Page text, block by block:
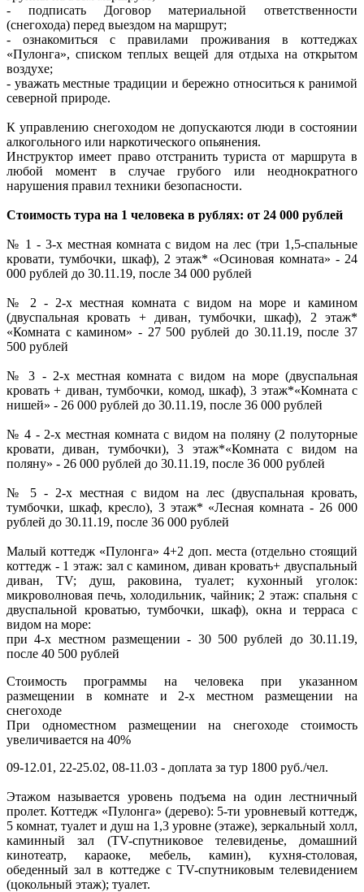
- подписать Договор материальной ответственности
(снегохода) перед выездом на маршрут;
- ознакомиться с правилами проживания в коттеджах
«Пулонга», списком теплых вещей для отдыха на открытом
воздухе;
- уважать местные традиции и бережно относиться к ранимой
северной природе.
К управлению снегоходом не допускаются люди в состоянии
алкогольного или наркотического опьянения.
Инструктор имеет право отстранить туриста от маршрута в
любой момент в случае грубого или неоднократного
нарушения правил техники безопасности.
Стоимость тура на 1 человека в рублях: от 24 000 рублей
№ 1 - 3-х местная комната с видом на лес (три 1,5-спальные
кровати, тумбочки, шкаф), 2 этаж* «Осиновая комната» - 24
000 рублей до 30.11.19, после 34 000 рублей
№ 2 - 2-х местная комната с видом на море и камином
(двуспальная кровать + диван, тумбочки, шкаф), 2 этаж*
«Комната с камином» - 27 500 рублей до 30.11.19, после 37
500 рублей
№ 3 - 2-х местная комната с видом на море (двуспальная
кровать + диван, тумбочки, комод, шкаф), 3 этаж*«Комната с
нишей» - 26 000 рублей до 30.11.19, после 36 000 рублей
№ 4 - 2-х местная комната с видом на поляну (2 полуторные
кровати, диван, тумбочки), 3 этаж*«Комната с видом на
поляну» - 26 000 рублей до 30.11.19, после 36 000 рублей
№ 5 - 2-х местная с видом на лес (двуспальная кровать,
тумбочки, шкаф, кресло), 3 этаж* «Лесная комната - 26 000
рублей до 30.11.19, после 36 000 рублей
Малый коттедж «Пулонга» 4+2 доп. места (отдельно стоящий
коттедж - 1 этаж: зал с камином, диван кровать+ двуспальный
диван, TV; душ, раковина, туалет; кухонный уголок:
микроволновая печь, холодильник, чайник; 2 этаж: спальня с
двуспальной кроватью, тумбочки, шкаф), окна и терраса с
видом на море:
при 4-х местном размещении - 30 500 рублей до 30.11.19,
после 40 500 рублей
Стоимость программы на человека при указанном
размещении в комнате и 2-х местном размещении на
снегоходе
При одноместном размещении на снегоходе стоимость
увеличивается на 40%
09-12.01, 22-25.02, 08-11.03 - доплата за тур 1800 руб./чел.
Этажом называется уровень подъема на один лестничный
пролет. Коттедж «Пулонга» (дерево): 5-ти уровневый коттедж,
5 комнат, туалет и душ на 1,3 уровне (этаже), зеркальный холл,
каминный зал (TV-спутниковое телевиденье, домашний
кинотеатр, караоке, мебель, камин), кухня-столовая,
обеденный зал в коттедже с TV-спутниковым телевидением
(цокольный этаж); туалет.